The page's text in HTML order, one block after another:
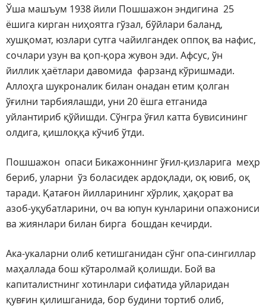
Ўша машъум 1938 йили Пошшажон эндигина 25
ёшига кирган ниҳоятга гўзал, бўйлари баланд,
хушқомат, юзлари сутга чайилгандек оппоқ ва нафис,
сочлари узун ва қоп-қора жувон эди. Афсус, ўн
йиллик ҳаётлари давомида фарзанд кўришмади.
Аллоҳга шукроналик билан онадан етим қолган
ўғилни тарбиялашди, уни 20 ёшга етганида
уйлантириб қўйишди. Сўнгра ўғил катта бувисининг
олдига, қишлоққа кўчиб ўтди.
Пошшажон опаси Бикажоннинг ўғил-қизларига меҳр
бериб, уларни ўз боласидек ардоқлади, оқ ювиб, оқ
таради. Қатағон йилларининг хўрлик, ҳақорат ва
азоб-уқубатларини, оч ва юпун кунларини опажониси
ва жиянлари билан бирга бошдан кечирди.
Ака-укаларни олиб кетишганидан сўнг опа-сингиллар
маҳаллада бош кўтаролмай қолишди. Бой ва
капиталистнинг хотинлари сифатида уйларидан
қувғин қилишганида, бор будини тортиб олиб,